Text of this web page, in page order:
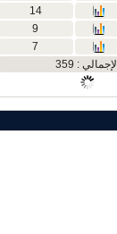
14
9
7
الإجمالي : 359